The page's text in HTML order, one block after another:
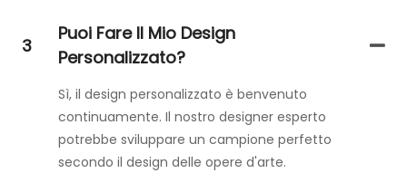
3
Puoi Fare Il Mio Design
Personalizzato?
Sì, il design personalizzato è benvenuto
continuamente. Il nostro designer esperto
potrebbe sviluppare un campione perfetto
secondo il design delle opere d'arte.